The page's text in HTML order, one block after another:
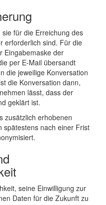
für die Erreichung des
erforderlich sind. Für die
Eingabemaske der
per E-Mail übersandt
die jeweilige Konversation
die Konversation dann,
lässt, dass der
geklärt ist.
zusätzlich erhobenen
spätestens nach einer Frist
seine Einwilligung zur
Daten für die Zukunft zu